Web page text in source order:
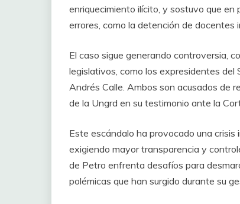
enriquecimiento ilícito, y sostuvo que en
errores, como la detención de docentes
El caso sigue generando controversia,
legislativos, como los expresidentes
Andrés Calle. Ambos son acusados de
de la Ungrd en su testimonio ante la
Este escándalo ha provocado una
exigiendo mayor transparencia y
de Petro enfrenta desafíos para
polémicas que han surgido durante su